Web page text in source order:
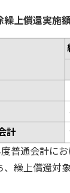
償還実施額
計
度普通会計に
繰上償還対